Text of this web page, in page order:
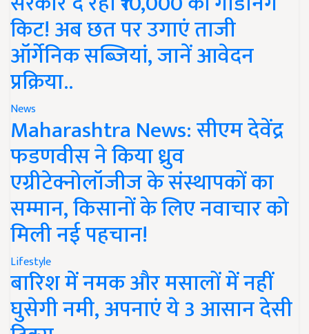
किट! अब छत पर उगाएं ताजी
ऑर्गेनिक सब्जियां, जानें आवेदन
प्रक्रिया..
News
Maharashtra News: सीएम देवेंद्र
फडणवीस ने किया ध्रुव
एग्रीटेक्नोलॉजीज के संस्थापकों का
सम्मान, किसानों के लिए नवाचार को
मिली नई पहचान!
Lifestyle
बारिश में नमक और मसालों में नहीं
घुसेगी नमी, अपनाएं ये 3 आसान देसी